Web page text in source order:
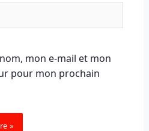
mon e-mail et mon
pour mon prochain